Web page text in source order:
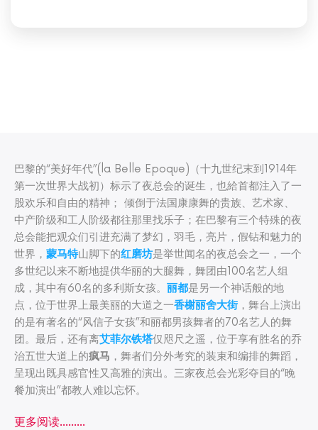
巴黎的“美好年代”(la Belle Epoque)（十九世纪末到1914年
第一次世界大战初）标示了夜总会的诞生，也給首都注入了一
股欢乐和自由的精神； 倾倒于法国康康舞的贵族、艺术家、
中产阶级和工人阶级都往那里找乐子；在巴黎有三个特殊的夜
总会能把观众们引进充满了梦幻，羽毛，亮片，假钻和魅力的
世界， 蒙马特山脚下的红磨坊是举世闻名的夜总会之一，一个
多世纪以来不断地提供华丽的大腿舞，舞团由100名艺人组
成，其中有60名的多利斯女孩。 丽都是另一个神话般的地
点，位于世界上最美丽的大道之一香榭丽舍大街 ，舞台上演出
的是有著名的“风信子女孩”和丽都男孩舞者的70名艺人的舞
团。最后，还有离艾菲尔铁塔仅咫尺之遥，位于享有胜名的乔
治五世大道上的疯马 ，舞者们分外考究的装束和编排的舞蹈，
呈现出既具感官性又高雅的演出。三家夜总会光彩夺目的“晚
餐加演出”都教人难以忘怀。
更多阅读...……